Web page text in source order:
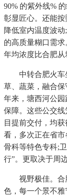
90% 的紫外线%
彰显匠心。还能
降低室内温度波
的高质量糊口需
年均浓度比合肥从
中转合肥火车
草、蔬菜，融合
年来，塘西河公
保障。这些公交
目提前交付，均
看，多次正在省市
骨科等特色专科;
行”。更取决于周
视野极佳。合肥
色，每一个景不